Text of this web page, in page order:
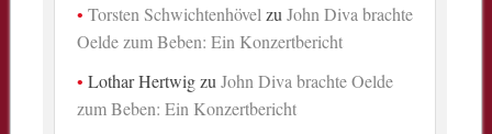
Torsten Schwichtenhövel zuJohn Diva brachte
Oelde zum Beben: Ein Konzertbericht
Lothar HertwigzuJohn Diva brachte Oelde
zum Beben: Ein Konzertbericht